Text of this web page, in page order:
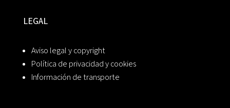
LEGAL
Aviso legal y copyright
Política de privacidad y cookies
Información de transporte